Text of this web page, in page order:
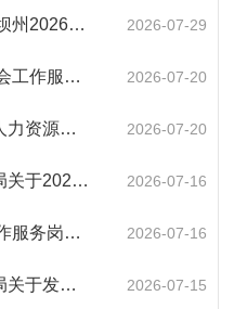
中共阿坝州委社会工作部 阿坝州2026年度公开招募社区工作者公告 2026-07-29
阿坝州信访局关于2026年社会工作服务岗位招募的补充公告 2026-07-20
中共阿坝州委组织部阿坝州人力资源和社会保障局关于2026年州级事业单位公开选调工作人员资格复审和面试的公告 2026-07-20
阿坝州人力资源和社会保障局关于2026年阿坝州高校毕业生“三支一扶”计划招募资格复审、面试及体检的公告 2026-07-16
阿坝州信访局2026年社会工作服务岗位招募公告 2026-07-16
阿坝州人力资源和社会保障局关于发布2025年知名高校四川人才活动季公开考核招聘事业单位工作人员递补人员体检有关事项的公告 2026-07-15